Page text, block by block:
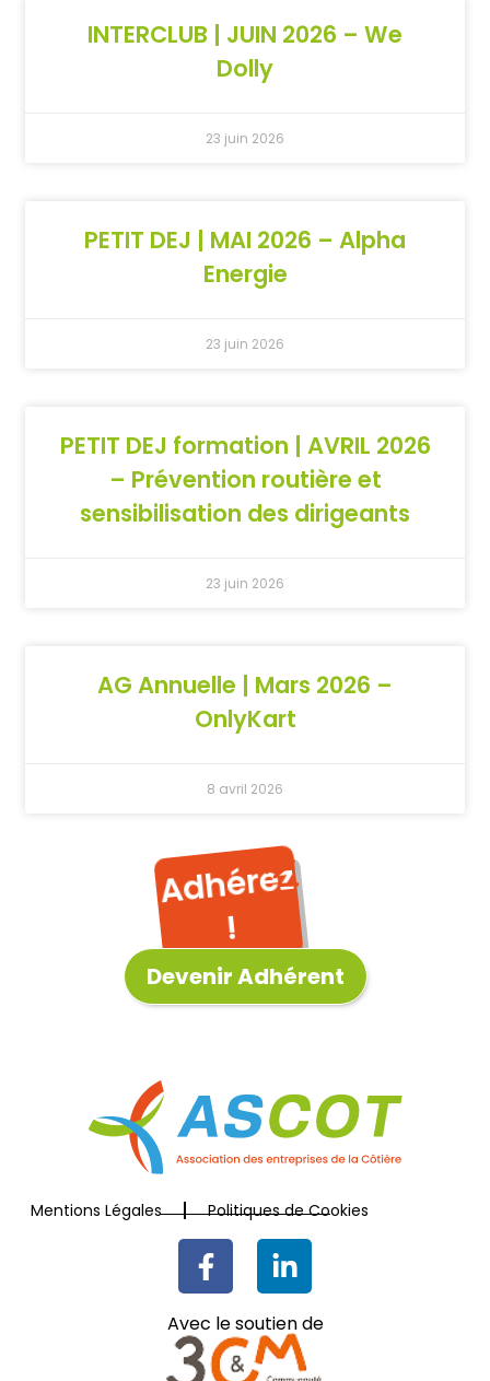
INTERCLUB | JUIN 2026 – We
Dolly
23 juin 2026
PETIT DEJ | MAI 2026 – Alpha
Energie
23 juin 2026
PETIT DEJ formation | AVRIL 2026
– Prévention routière et
sensibilisation des dirigeants
23 juin 2026
AG Annuelle | Mars 2026 –
OnlyKart
8 avril 2026
A
d
hérez
!
Devenir Adhérent
Mentions Légales Politiques de Cookies
Avec le soutien de